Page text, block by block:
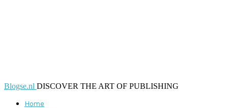
Blogse.nl DISCOVER THE ART OF PUBLISHING
Home